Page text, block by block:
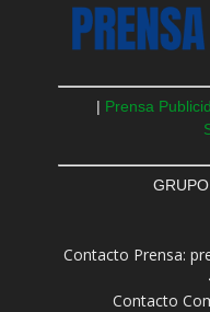
| Prensa
Contacto Prensa:
Contacto